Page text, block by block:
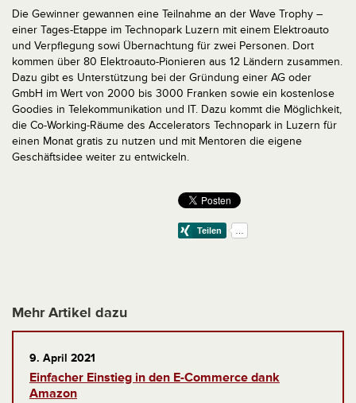
Die Gewinner gewannen eine Teilnahme an der Wave Trophy –
einer Tages-Etappe im Technopark Luzern mit einem Elektroauto
und Verpflegung sowi Übernachtung für zwei Personen. Dort
kommen über 80 Elektroauto-Pionieren aus 12 Ländern zusammen.
Dazu gibt es Unterstützung bei der Gründung einer AG oder
GmbH im Wert von 2000 bis 3000 Franken sowie ein kostenlose
Goodies in Telekommunikation und IT. Dazu kommt die Möglichkeit,
die Co-Working-Räume des Accelerators Technopark in Luzern für
einen Monat gratis zu nutzen und mit Mentoren die eigene
Geschäftsidee weiter zu entwickeln.
Mehr Artikel dazu
9. April 2021
Einfacher Einstieg in den E-Commerce dank
Amazon